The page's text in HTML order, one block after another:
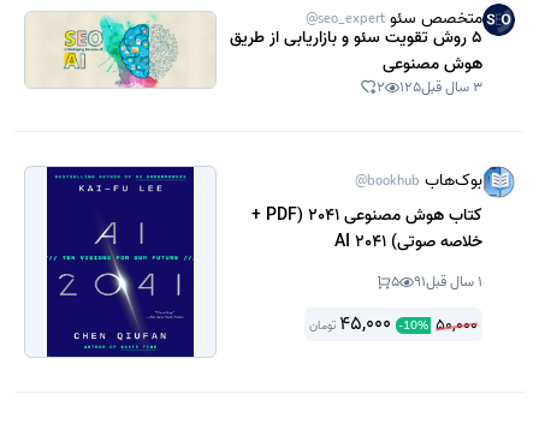
متخصص سئو @seo_expert
5 روش تقویت سئو و بازاریابی از طریق
هوش مصنوعی
3 سال قبل 125
2
بوک‌هاب @bookhub
کتاب هوش مصنوعی 2041 (PDF +
خلاصه صوتی) AI 2041
1 سال قبل 91
5
50,000
-10%
45,000 تومان